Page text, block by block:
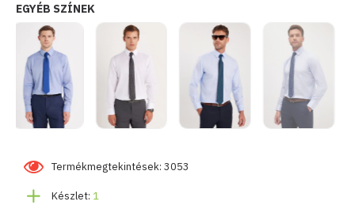
Készlet: 1
Termékmegtekintések: 3053
EGYÉB SZÍNEK